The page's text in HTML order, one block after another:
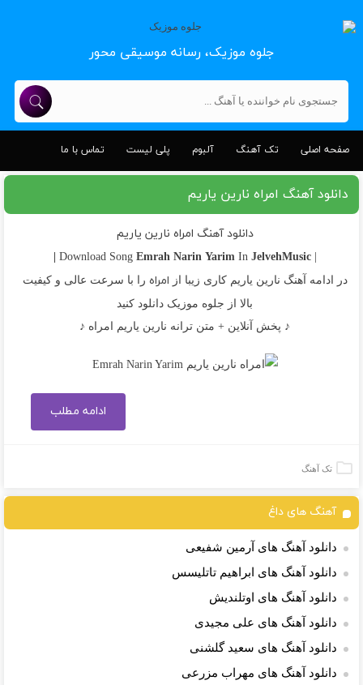
جلوه موزیک، رسانه موسیقی محور
صفحه اصلی تک آهنگ آلبوم پلی لیست تماس با ما
دانلود آهنگ امراه نارین یاریم
دانلود آهنگ امراه نارین یاریم
| Download Song
Emrah Narin YarimIn JelvehMusic |
در ادامه آهنگ نارین یاریم کاری زیبا از امراه را با سرعت عالی و کیفیت
بالا از جلوه موزیک دانلود کنید
♪ پخش آنلاین + متن ترانه نارین یاریم امراه ♪
ادامه مطلب
تک آهنگ
آهنگ های داغ
دانلود آهنگ های آرمین شفیعی
دانلود آهنگ های ابراهیم تاتلیسس
دانلود آهنگ های اوتلندیش
دانلود آهنگ های علی مجیدی
دانلود آهنگ های سعید گلشنی
دانلود آهنگ های مهراب مزرعی